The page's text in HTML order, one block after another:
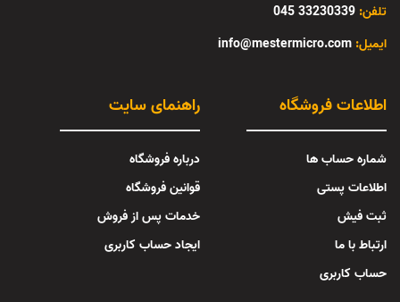
تلفن: 33230339 045
info@mestermicro.com :ایمیل
راهنمای سایت
درباره فروشگاه
قوانین فروشگاه
خدمات پس از فروش
ایجاد حساب کاربری
اطلاعات فروشگاه
شماره حساب ها
اطلاعات پستی
ثبت فیش
ارتباط با ما
حساب کاربری